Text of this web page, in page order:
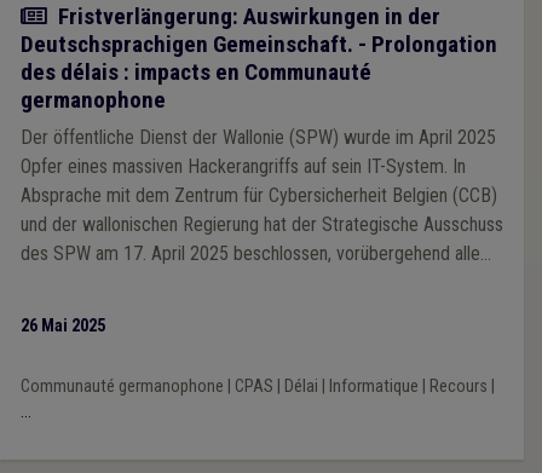
Actualité
Fristverlängerung: Auswirkungen in der
Deutschsprachigen Gemeinschaft. - Prolongation
des délais : impacts en Communauté
germanophone
Der öffentliche Dienst der Wallonie (SPW) wurde im April 2025
Opfer eines massiven Hackerangriffs auf sein IT-System. In
Absprache mit dem Zentrum für Cybersicherheit Belgien (CCB)
und der wallonischen Regierung hat der Strategische Ausschuss
des SPW am 17. April 2025 beschlossen, vorübergehend alle
auch die in den wallonischen Normen festgelegten Fristen, die
die die IT-Umgebung des SPW nutzen, oder die Nutzer dieser
26 Mai 2025
Communauté germanophone CPAS Délai Informatique Recours
...